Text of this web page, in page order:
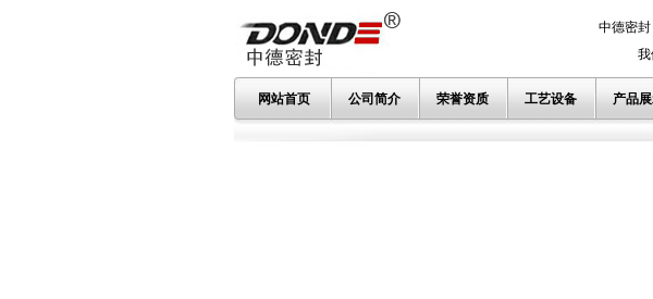
中德密封
我们的
网站首页 公司简介 荣誉资质 工艺设备 产品